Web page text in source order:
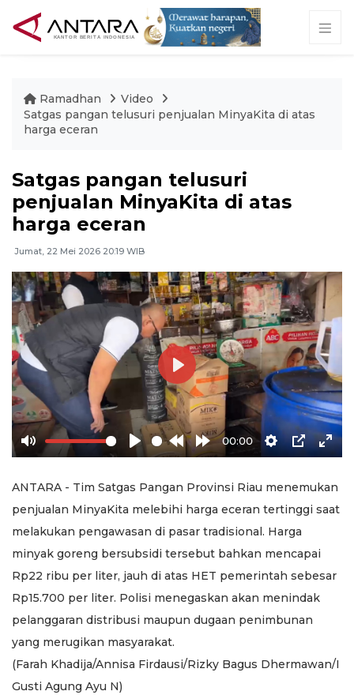
Ramadhan
Video
Satgas pangan telusuri penjualan MinyaKita di atas
harga eceran
Satgas pangan telusuri
penjualan MinyaKita di atas
harga eceran
Jumat, 22 Mei 2026 20:19 WIB
Mute Play
Rewind
10s
Forward
10s
00:00
Settings
PIP
Play
ANTARA - Tim Satgas Pangan Provinsi Riau menemukan
penjualan MinyaKita melebihi harga eceran tertinggi saat
melakukan pengawasan di pasar tradisional. Harga
minyak goreng bersubsidi tersebut bahkan mencapai
Rp22 ribu per liter, jauh di atas HET pemerintah sebesar
Rp15.700 per liter. Polisi menegaskan akan menindak
pelanggaran distribusi maupun dugaan penimbunan
yang merugikan masyarakat.
(Farah Khadija/Annisa Firdausi/Rizky Bagus Dhermawan/I
Gusti Agung Ayu N)